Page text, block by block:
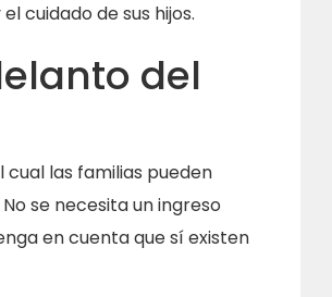
cuidado de sus hijos.
del
las familias pueden
se necesita un ingreso
en cuenta que sí existen